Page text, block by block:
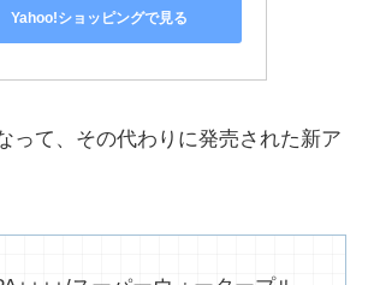
Yahoo!ショッピングで見る
って、その代わりに発売された新ア